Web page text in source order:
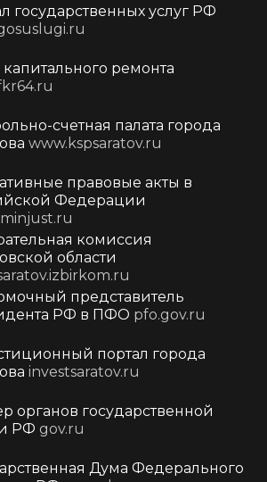
государственных услуг РФ
ремонта
счетная палата города
www.kspsaratov.ru
правовые акты в
Федерации
комиссия
области
представитель
РФ в ПФО pfo.gov.ru
портал города
investsaratov.ru
органов государственной
РФ gov.ru
Дума Федерального